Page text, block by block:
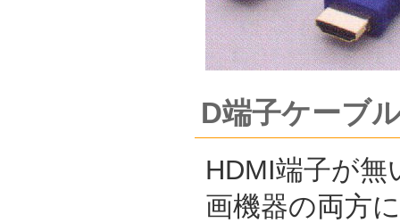
D端子ケーブ
HDMI端子が無
画機器の両方